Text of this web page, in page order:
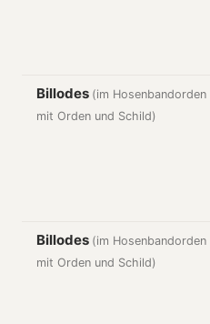
Billodes (im Hosenbandorden
mit Orden und Schild)
Billodes (im Hosenbandorden
mit Orden und Schild)